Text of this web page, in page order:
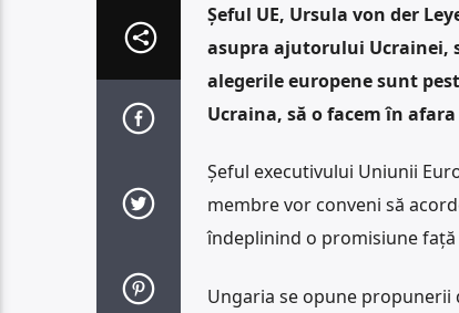
Șeful UE, Ursula von der
asupra ajutorului Ucrainei,
alegerile europene sunt
Ucraina, să o facem în
Șeful executivului Uniunii
membre vor conveni să
îndeplinind o promisiune față
Ungaria se opune propunerii